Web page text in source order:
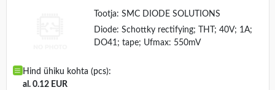
Tootja: SMC DIODE SOLUTIONS
Diode: Schottky rectifying; THT; 40V; 1A;
DO41; tape; Ufmax: 550mV
Hind ühiku kohta (pcs):
al. 0.12 EUR